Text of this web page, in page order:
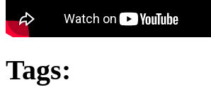
Tags: